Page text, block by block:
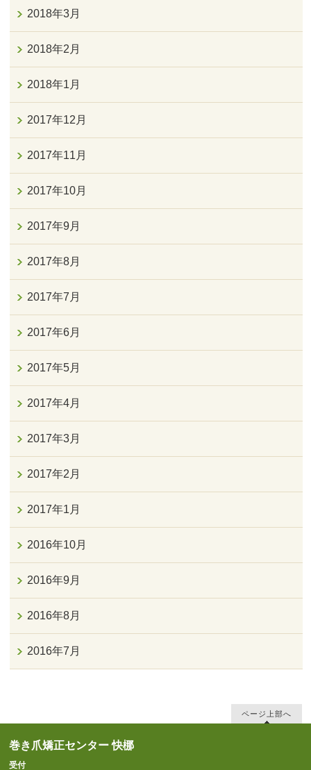
2018年3月
2018年2月
2018年1月
2017年12月
2017年11月
2017年10月
2017年9月
2017年8月
2017年7月
2017年6月
2017年5月
2017年4月
2017年3月
2017年2月
2017年1月
2016年10月
2016年9月
2016年8月
2016年7月
ページ上部へ
巻き爪矯正センター 快梛
受付